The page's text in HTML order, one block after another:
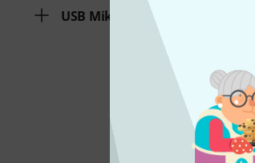
USB Mikrofon